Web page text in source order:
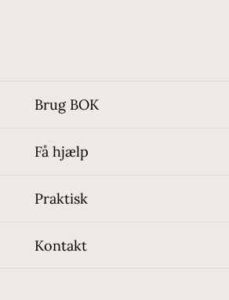
Brug BOK
Få hjælp
Praktisk
Kontakt